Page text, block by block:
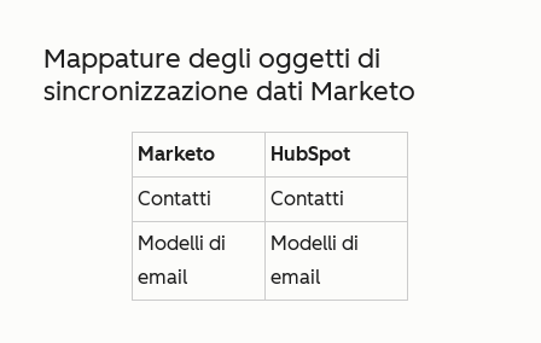
Mappature degli oggetti di
sincronizzazione dati Marketo
Marketo
HubSpot
Contatti
Contatti
Modelli di
email
Modelli di
email